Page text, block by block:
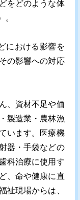
をどのような体
。
における影響を
の影響への対応
、資材不足や価
製造業・農林漁
います。医療機
器・手袋などの
科治療に使用す
、命や健康に直
祉現場からは、